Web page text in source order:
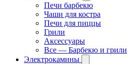
Печи барбекю
Чаши для костра
Печи для пиццы
Грили
Аксессуары
Все — Барбекю и грили
Электрокамины